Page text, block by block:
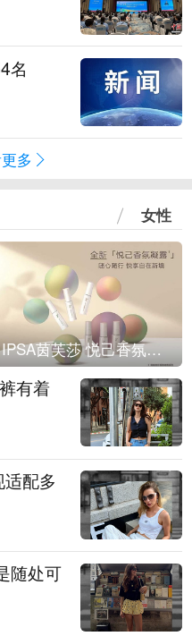
名
多
女性
IPSA茵芙莎 悦己香氛凝露上市
有着
配多
随处可